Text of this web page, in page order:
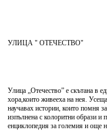
УЛИЦА " ОТЕЧЕСТВО"
на
Улица „Отечество” е скътана в
хора,които живееха на нея.
научавах истории, които помня
изпълнена с колоритни образи и
енциклопедия за големия и още